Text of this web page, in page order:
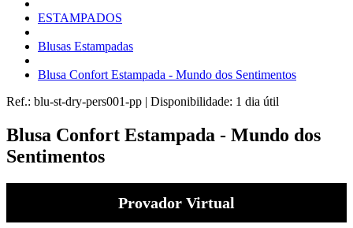
ESTAMPADOS
Blusas Estampadas
Blusa Confort Estampada - Mundo dos Sentimentos
Ref.: blu-st-dry-pers001-pp | Disponibilidade: 1 dia útil
Blusa Confort Estampada - Mundo dos
Sentimentos
Provador Virtual